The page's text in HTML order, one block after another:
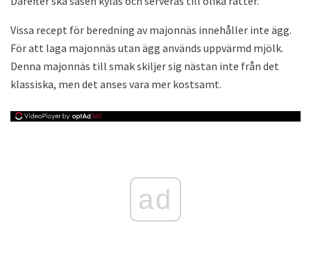
Vissa recept för beredning av majonnäs innehåller inte ägg.
För att laga majonnäs utan ägg används uppvärmd mjölk.
Denna majonnäs till smak skiljer sig nästan inte från det
klassiska, men det anses vara mer kostsamt.
ad